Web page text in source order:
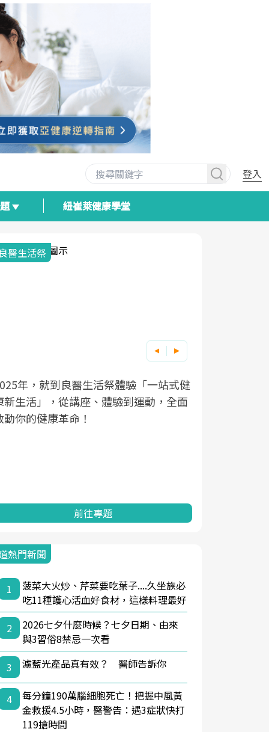
登入
紐崔萊健康學堂
與健康韌性的距離
醫健康網從「換季的身體變化」出發，
過醫學觀點與日常感受的對話，建立對
健康的認知，進而引導實際的改善行
前往專題
熱門新聞
1
菠菜大火炒、芹菜要吃葉子....久坐族必
吃11種護心活血好食材，這樣料理最好
2
2026七夕什麼時候？七夕日期、由來
與3習俗8禁忌一次看
3
濾藍光產品真有效？ 醫師告訴你
4
每分鐘190萬腦細胞死亡！把握中風黃
金救援4.5小時，醫警告：遇3症狀快打
119搶時間